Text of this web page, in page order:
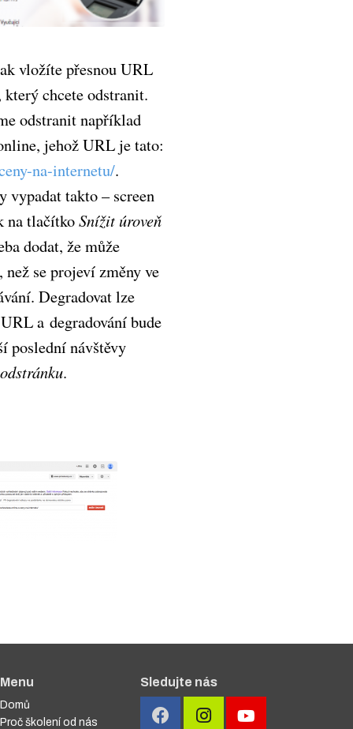
vložíte přesnou URL
který chcete odstranit.
odstranit například
jehož URL je tato:
na-internetu/.
vypadat takto – screen
na tlačítkoSnížit úroveň
dodat, že může
se projeví změny ve
Degradovat lze
a degradování bude
poslední návštěvy
.
Menu
Domů
Proč školení od nás
Sledujte nás